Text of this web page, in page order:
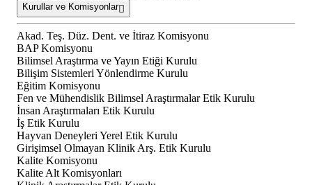
Kurullar ve Komisyonlar
Akad. Teş. Düz. Dent. ve İtiraz Komisyonu
BAP Komisyonu
Bilimsel Araştırma ve Yayın Etiği Kurulu
Bilişim Sistemleri Yönlendirme Kurulu
Eğitim Komisyonu
Fen ve Mühendislik Bilimsel Araştırmalar Etik Kurulu
İnsan Araştırmaları Etik Kurulu
İş Etik Kurulu
Hayvan Deneyleri Yerel Etik Kurulu
Girişimsel Olmayan Klinik Arş. Etik Kurulu
Kalite Komisyonu
Kalite Alt Komisyonları